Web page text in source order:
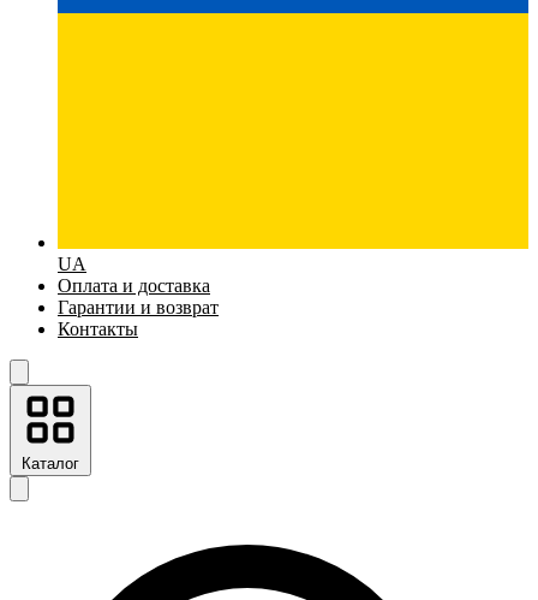
UA
Оплата и доставка
Гарантии и возврат
Контакты
Каталог